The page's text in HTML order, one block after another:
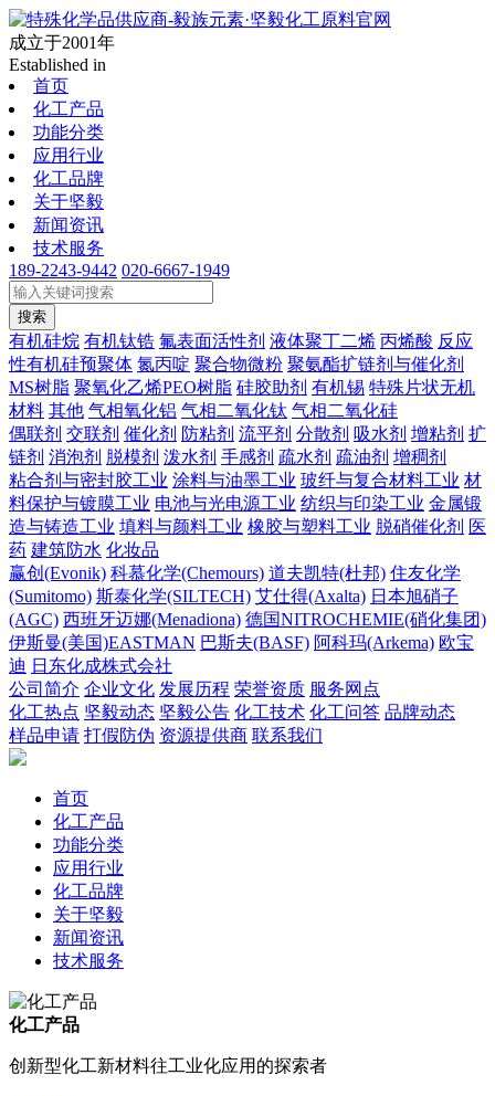
成立于2001年
Established in
首页
化工产品
功能分类
应用行业
化工品牌
关于坚毅
新闻资讯
技术服务
189-2243-9442 020-6667-1949
搜索
有机硅烷 有机钛锆 氟表面活性剂 液体聚丁二烯 丙烯酸 反应
性有机硅预聚体 氮丙啶 聚合物微粉 聚氨酯扩链剂与催化剂
MS树脂 聚氧化乙烯PEO树脂 硅胶助剂 有机锡 特殊片状无机
材料 其他 气相氧化铝 气相二氧化钛 气相二氧化硅
偶联剂 交联剂 催化剂 防粘剂 流平剂 分散剂 吸水剂 增粘剂 扩
链剂 消泡剂 脱模剂 泼水剂 手感剂 疏水剂 疏油剂 增稠剂
粘合剂与密封胶工业 涂料与油墨工业 玻纤与复合材料工业 材
料保护与镀膜工业 电池与光电源工业 纺织与印染工业 金属锻
造与铸造工业 填料与颜料工业 橡胶与塑料工业 脱硝催化剂 医
药 建筑防水 化妆品
赢创(Evonik) 科慕化学(Chemours) 道夫凯特(杜邦) 住友化学
(Sumitomo) 斯泰化学(SILTECH) 艾仕得(Axalta) 日本旭硝子
(AGC) 西班牙迈娜(Menadiona) 德国NITROCHEMIE(硝化集团)
伊斯曼(美国)EASTMAN 巴斯夫(BASF) 阿科玛(Arkema) 欧宝
迪 日东化成株式会社
公司简介 企业文化 发展历程 荣誉资质 服务网点
化工热点 坚毅动态 坚毅公告 化工技术 化工问答 品牌动态
样品申请 打假防伪 资源提供商 联系我们
首页
化工产品
功能分类
应用行业
化工品牌
关于坚毅
新闻资讯
技术服务
化工产品
创新型化工新材料往工业化应用的探索者